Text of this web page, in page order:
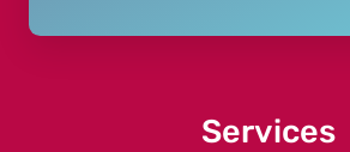
Services